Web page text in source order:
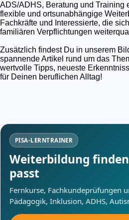
ADS/ADHS, Beratung und Training
flexible und ortsunabhängige
Fachkräfte und Interessierte, die
familiären Verpflichtungen
Zusätzlich findest Du in unserem
spannende Artikel rund um das
wertvolle Tipps, neueste
für Deinen beruflichen Alltag!
PISA-LERNTRAINER
Weiterbildung
passt
Fernkurse, Fachkundeprüfungen
Pädagogik, Inklusion, ADHS,